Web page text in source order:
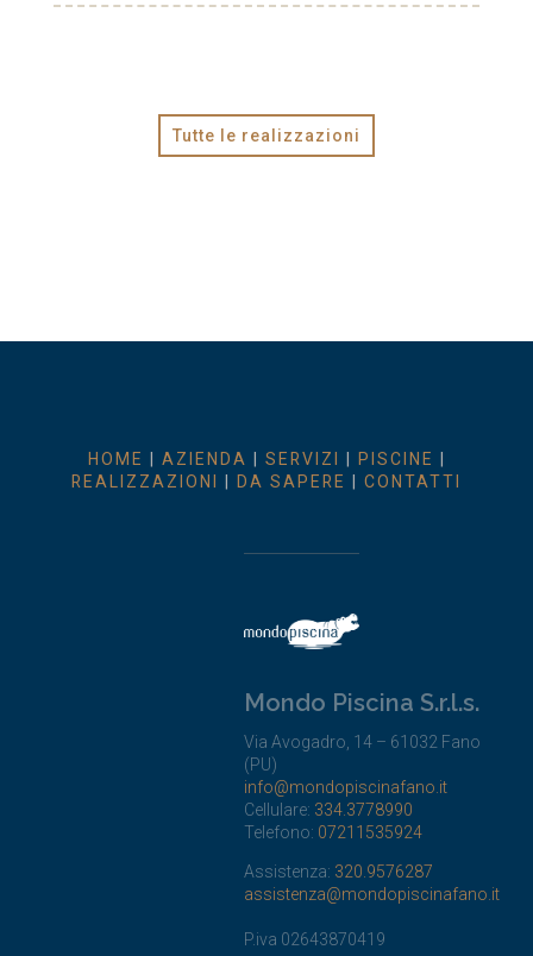
Tutte le realizzazioni
HOME AZIENDA SERVIZI PISCINE
REALIZZAZIONI
DA SAPERE CONTATTI
Mondo Piscina S.r.l.s.
Via Avogadro, 14 – 61032 Fano
(PU)
info@mondopiscinafano.it
Cellulare: 334.3778990
Telefono: 07211535924
Assistenza: 320.9576287
assistenza@mondopiscinafano.it
P.iva 02643870419